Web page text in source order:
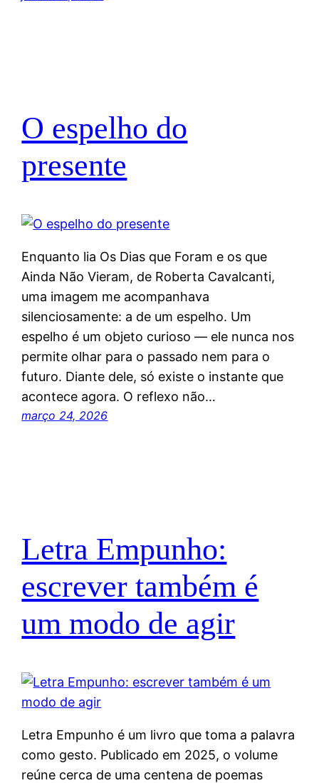
O espelho do
presente
Enquanto lia Os Dias que Foram e os que
Ainda Não Vieram, de Roberta Cavalcanti,
uma imagem me acompanhava
silenciosamente: a de um espelho. Um
espelho é um objeto curioso — ele nunca nos
permite olhar para o passado nem para o
futuro. Diante dele, só existe o instante que
acontece agora. O reflexo não…
março 24, 2026
Letra Empunho:
escrever também é
um modo de agir
Letra Empunho é um livro que toma a palavra
como gesto. Publicado em 2025, o volume
reúne cerca de uma centena de poemas